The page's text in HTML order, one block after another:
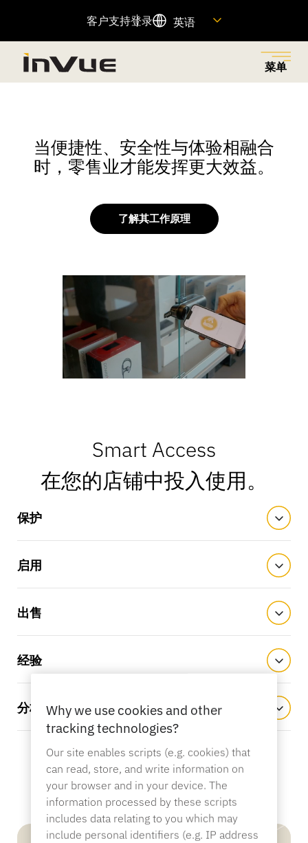
客户支持登录 英语
菜单
解决方案
限，并通过无摩擦的客户购物体验提高销售额。
资产保护
门禁控制
互联商店
工业
足您商店的独特需求。
DIY与家居装修
移动运营商
健康与美容
体育用品
专业零售
体育与娱乐
酒店与餐饮业
产品
OneKEY 生态系统
MagStand
悬挂商品安全
智能锁
传感器标签和分离器
销售点
平板电脑支架
公司名称
入我们的团队。
关于我们
可持续性
业务合作伙伴
企业伙伴关系
联系我们
资源
帮助中心
技术规格
新闻
当便捷性、安全性与体验相融合
时，零售业才能发挥更大效益。
了解其工作原理
Smart Access
在您的店铺中投入使用。
保护
启用
出售
经验
分析
Why we use cookies and other
tracking technologies?
Our site enables scripts (e.g. cookies) that
can read, store, and write information on
your browser and in your device. The
information processed by these scripts
includes data relating to you which may
include personal identifiers (e.g. IP address